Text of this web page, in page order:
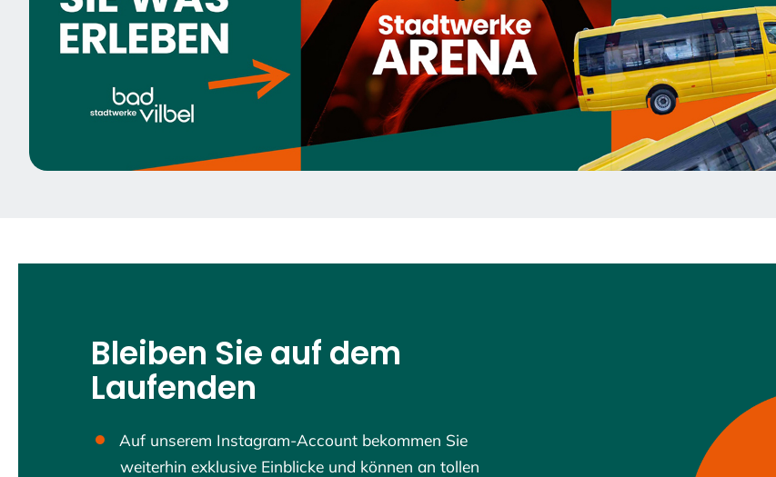
Bleiben Sie auf dem
Laufenden
Auf unserem Instagram-Account bekommen Sie
weiterhin exklusive Einblicke und können an tollen